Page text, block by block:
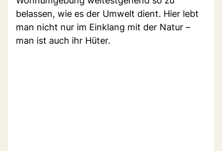
belassen, wie es der Umwelt dient. Hier lebt
man nicht nur im Einklang mit der Natur –
man ist auch ihr Hüter.